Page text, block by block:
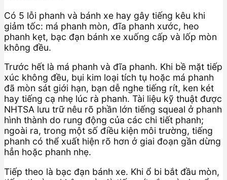
Có 5 lỗi phanh và bánh xe hay gây tiếng kêu khi
giảm tốc: má phanh mòn, đĩa phanh xước, heo
phanh kẹt, bạc đạn bánh xe xuống cấp và lốp mòn
không đều.
Trước hết là má phanh và đĩa phanh. Khi bề mặt tiếp
xúc không đều, bụi kim loại tích tụ hoặc má phanh
đã mòn sát giới hạn, bạn dễ nghe tiếng rít, ken két
hay tiếng cạ nhẹ lúc rà phanh. Tài liệu kỹ thuật được
NHTSA lưu trữ nêu rõ phần lớn tiếng squeal ở phanh
hình thành do rung động của các chi tiết phanh;
ngoài ra, trong một số điều kiện môi trường, tiếng
phanh có thể xuất hiện rõ hơn ở giai đoạn gần dừng
hẳn hoặc phanh nhẹ.
Tiếp theo là bạc đạn bánh xe. Khi ổ bi bắt đầu mòn,